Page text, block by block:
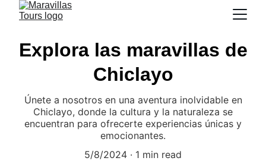
Explora las maravillas de
Chiclayo
Únete a nosotros en una aventura inolvidable en
Chiclayo, donde la cultura y la naturaleza se
encuentran para ofrecerte experiencias únicas y
emocionantes.
5/8/2024
1 min read